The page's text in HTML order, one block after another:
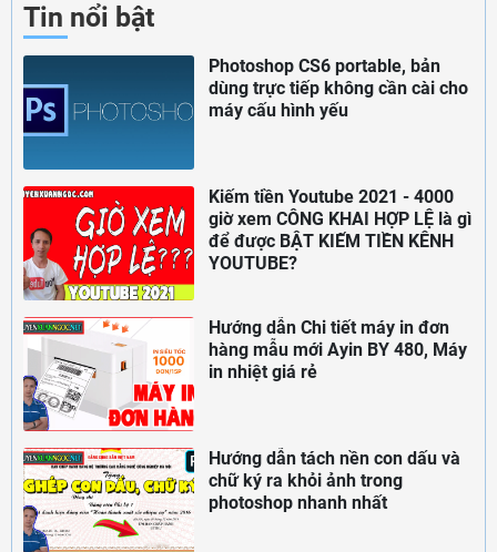
Tin nổi bật
Photoshop CS6 portable, bản
dùng trực tiếp không cần cài cho
máy cấu hình yếu
Kiếm tiền Youtube 2021 - 4000
giờ xem CÔNG KHAI HỢP LỆ là gì
để được BẬT KIẾM TIỀN KÊNH
YOUTUBE?
Hướng dẫn Chi tiết máy in đơn
hàng mẫu mới Ayin BY 480, Máy
in nhiệt giá rẻ
Hướng dẫn tách nền con dấu và
chữ ký ra khỏi ảnh trong
photoshop nhanh nhất